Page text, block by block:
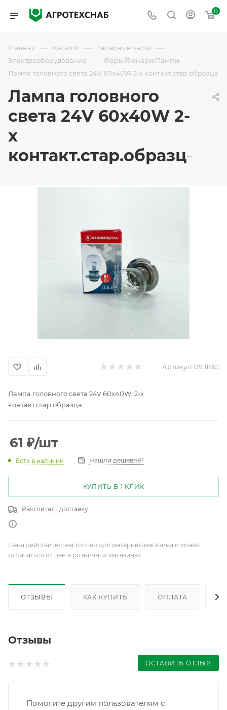
0
Главная — Каталог — Запасные части —
Электрооборудование — Фары/Фонари/Лампы —
Лампа головного света 24V 60х40W 2-х контакт.стар.образца
Лампа головного
света 24V 60х40W 2-
х
контакт.стар.образца
Артикул: 09.1830
Лампа головного света 24V 60х40W 2-х
контакт.стар.образца
61 ₽/шт
Есть в наличии Нашли дешевле?
КУПИТЬ В 1 КЛИК
Рассчитать доставку
Цена действительна только для интернет-магазина и может
отличаться от цен в розничных магазинах
ОТЗЫВЫ КАК КУПИТЬ ОПЛАТА
Отзывы
ОСТАВИТЬ ОТЗЫВ
Помогите другим пользователям с